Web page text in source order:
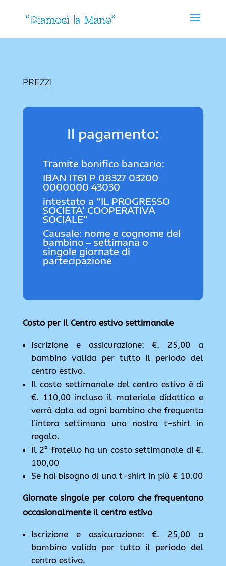
PREZZI
Il pagamento:
Tramite bonifico bancario:
IBAN IT61 P 08327 03200
0000000 43030
intestato a “IL PROGRESSO
SOCIETA’ COOPERATIVA
SOCIALE”
Causale: nome e cognome del
bambino – settimana o
singole giornate di
partecipazione
Costo per il Centro estivo settimanale
Iscrizione e assicurazione: €. 25,00 a
bambino valida per tutto il periodo del
centro estivo.
Il costo settimanale del centro estivo è di
€. 110,00 incluso il materiale didattico e
verrà data ad ogni bambino che frequenta
l’intera settimana una nostra t-shirt in
regalo.
Il 2° fratello ha un costo settimanale di €.
100,00
Se hai bisogno di una t-shirt in più € 10.00
Giornate singole per coloro che frequentano
occasionalmente il centro estivo
Iscrizione e assicurazione: €. 25,00 a
bambino valida per tutto il periodo del
centro estivo.